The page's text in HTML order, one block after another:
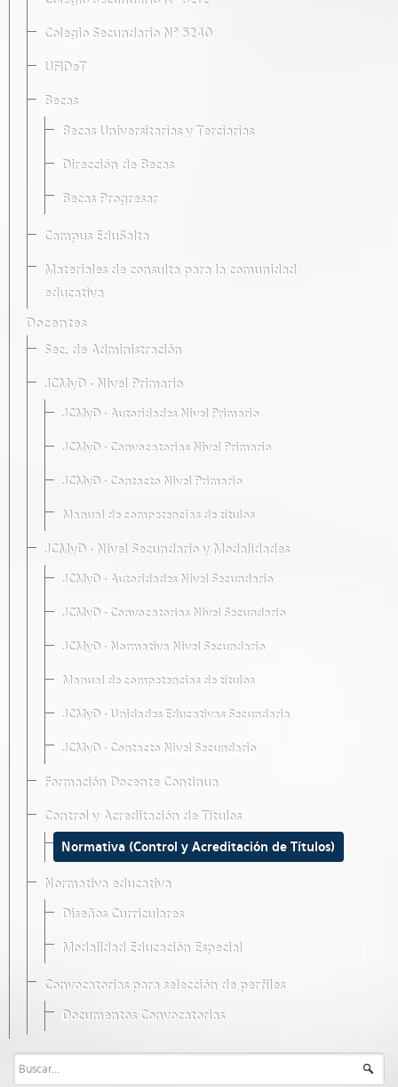
Colegio Secundario Nº 5240
UFIDeT
Becas
Becas Universitarias y Terciarias
Dirección de Becas
Becas Progresar
Campus EduSalta
Materiales de consulta para la comunidad
educativa
Docentes
Sec. de Administración
JCMyD · Nivel Primario
JCMyD · Autoridades Nivel Primario
JCMyD · Convocatorias Nivel Primario
JCMyD · Contacto Nivel Primario
Manual de competencias de títulos
JCMyD · Nivel Secundario y Modalidades
JCMyD · Autoridades Nivel Secundario
JCMyD · Convocatorias Nivel Secundario
JCMyD · Normativa Nivel Secundario
Manual de competencias de títulos
JCMyD · Unidades Educativas Secundaria
JCMyD · Contacto Nivel Secundario
Formación Docente Continua
Control y Acreditación de Títulos
Normativa (Control y Acreditación de Títulos)
Normativa educativa
Diseños Curriculares
Modalidad Educación Especial
Convocatorias para selección de perfiles
Documentos Convocatorias